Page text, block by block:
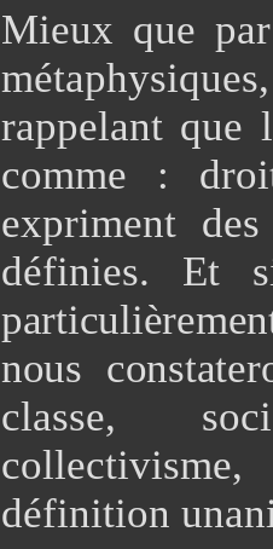
Mieux que
rappelant que
comme :
expriment
définies. Et
nous
classe,
définition